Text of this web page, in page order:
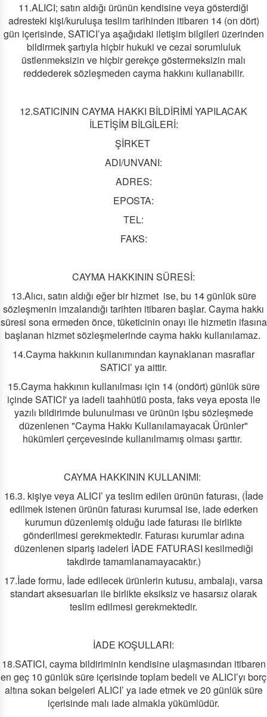
11.ALICI; satın aldığı ürünün kendisine veya gösterdiği
adresteki kişi/kuruluşa teslim tarihinden itibaren 14 (on dört)
gün içerisinde, SATICI’ya aşağıdaki iletişim bilgileri üzerinden
bildirmek şartıyla hiçbir hukuki ve cezai sorumluluk
üstlenmeksizin ve hiçbir gerekçe göstermeksizin malı
reddederek sözleşmeden cayma hakkını kullanabilir.
12.SATICININ CAYMA HAKKI BİLDİRİMİ YAPILACAK
İLETİŞİM BİLGİLERİ:
ŞİRKET
ADI/UNVANI:
ADRES:
EPOSTA:
TEL:
FAKS:
CAYMA HAKKININ SÜRESİ:
13.Alıcı, satın aldığı eğer bir hizmet ise, bu 14 günlük süre
sözleşmenin imzalandığı tarihten itibaren başlar. Cayma hakkı
süresi sona ermeden önce, tüketicinin onayı ile hizmetin ifasına
başlanan hizmet sözleşmelerinde cayma hakkı kullanılamaz.
14.Cayma hakkının kullanımından kaynaklanan masraflar
SATICI’ ya aittir.
15.Cayma hakkının kullanılması için 14 (ondört) günlük süre
içinde SATICI' ya iadeli taahhütlü posta, faks veya eposta ile
yazılı bildirimde bulunulması ve ürünün işbu sözleşmede
düzenlenen "Cayma Hakkı Kullanılamayacak Ürünler"
hükümleri çerçevesinde kullanılmamış olması şarttır.
CAYMA HAKKININ KULLANIMI:
16.3. kişiye veya ALICI’ ya teslim edilen ürünün faturası, (İade
edilmek istenen ürünün faturası kurumsal ise, iade ederken
kurumun düzenlemiş olduğu iade faturası ile birlikte
gönderilmesi gerekmektedir. Faturası kurumlar adına
düzenlenen sipariş iadeleri İADE FATURASI kesilmediği
takdirde tamamlanamayacaktır.)
17.İade formu, İade edilecek ürünlerin kutusu, ambalajı, varsa
standart aksesuarları ile birlikte eksiksiz ve hasarsız olarak
teslim edilmesi gerekmektedir.
İADE KOŞULLARI:
18.SATICI, cayma bildiriminin kendisine ulaşmasından itibaren
en geç 10 günlük süre içerisinde toplam bedeli ve ALICI’yı borç
altına sokan belgeleri ALICI’ ya iade etmek ve 20 günlük süre
içerisinde malı iade almakla yükümlüdür.